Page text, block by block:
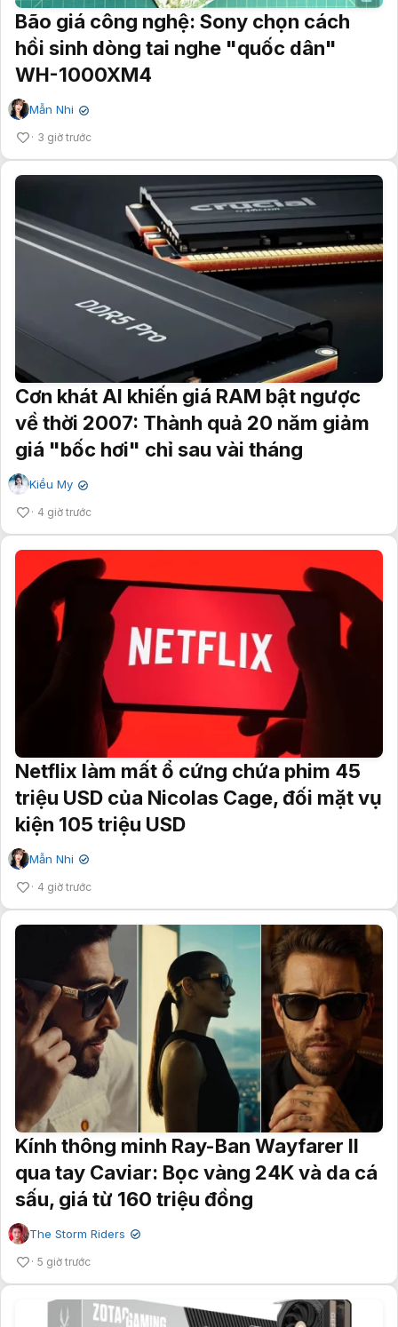
Bão giá công nghệ: Sony chọn cách
hồi sinh dòng tai nghe "quốc dân"
WH-1000XM4
Mẫn Nhi ✔
3 giờ trước
Cơn khát AI khiến giá RAM bật ngược
về thời 2007: Thành quả 20 năm giảm
giá "bốc hơi" chỉ sau vài tháng
Kiều My ✔
4 giờ trước
Netflix làm mất ổ cứng chứa phim 45
triệu USD của Nicolas Cage, đối mặt vụ
kiện 105 triệu USD
Mẫn Nhi ✔
4 giờ trước
Kính thông minh Ray-Ban Wayfarer II
qua tay Caviar: Bọc vàng 24K và da cá
sấu, giá từ 160 triệu đồng
The Storm Riders ✔
5 giờ trước